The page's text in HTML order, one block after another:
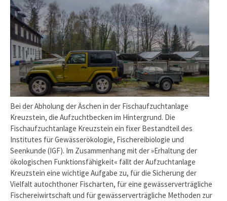
Bei der Abholung der Äschen in der Fischaufzuchtanlage
Kreuzstein, die Aufzuchtbecken im Hintergrund. Die
Fischaufzuchtanlage Kreuzstein ein fixer Bestandteil des
Institutes für Gewässerökologie, Fischereibiologie und
Seenkunde (IGF). Im Zusammenhang mit der »Erhaltung der
ökologischen Funktionsfähigkeit« fällt der Aufzuchtanlage
Kreuzstein eine wichtige Aufgabe zu, für die Sicherung der
Vielfalt autochthoner Fischarten, für eine gewässerverträgliche
Fischereiwirtschaft und für gewässerverträgliche Methoden zur